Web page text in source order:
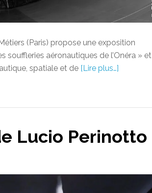
(Paris) propose une exposition
souffleries aéronautiques de l’Onéra » et
spatiale et de [Lire plus…]
Lucio Perinotto